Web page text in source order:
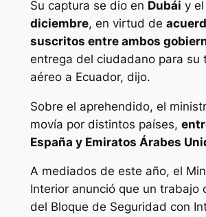
Su captura se dio en Dubái y el
diciembre, en virtud de
suscritos entre ambos
entrega del ciudadano para su
aéreo a Ecuador, dijo.
Sobre el aprehendido, el
movía por distintos países,
España y Emiratos Árabes
A mediados de este año, el
Interior anunció que un trabajo
del Bloque de Seguridad con